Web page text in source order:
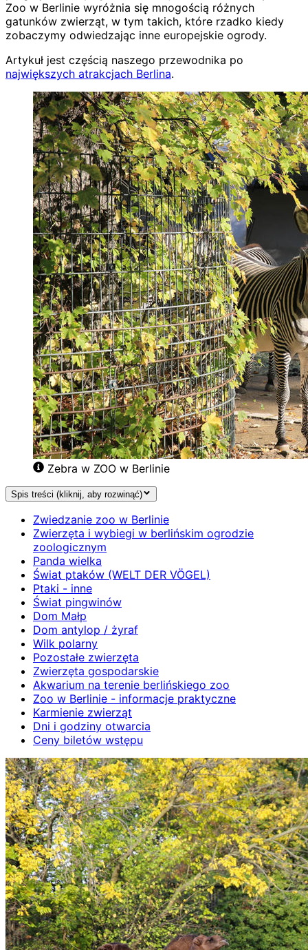
Zoo w Berlinie wyróżnia się mnogością różnych
gatunków zwierząt, w tym takich, które rzadko kiedy
zobaczymy odwiedzając inne europejskie ogrody.
Artykuł jest częścią naszego przewodnika po
największych atrakcjach Berlina.
Zebra w ZOO w Berlinie
Spis treści (kliknij, aby rozwinąć)
Zwiedzanie zoo w Berlinie
Zwierzęta i wybiegi w berlińskim ogrodzie
zoologicznym
Panda wielka
Świat ptaków (WELT DER VÖGEL)
Ptaki - inne
Świat pingwinów
Dom Małp
Dom antylop / żyraf
Wilk polarny
Pozostałe zwierzęta
Zwierzęta gospodarskie
Akwarium na terenie berlińskiego zoo
Zoo w Berlinie - informacje praktyczne
Karmienie zwierząt
Dni i godziny otwarcia
Ceny biletów wstępu